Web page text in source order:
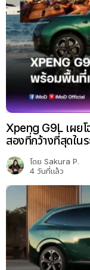
Xpeng G9L เผย
สองที่กว้างที่สุดใน
โดย Sakura P.
4 วันที่แล้ว